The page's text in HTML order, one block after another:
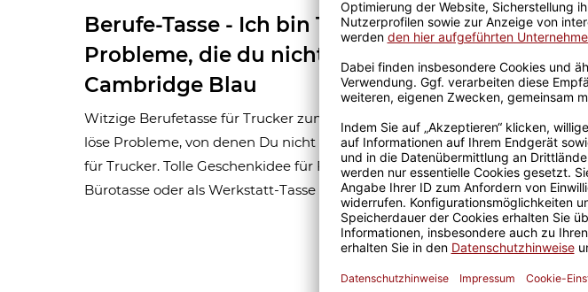
Berufe-Tasse - Ich bin Trucker, ich löse
Probleme, die du nicht verstehst -
Cambridge Blau
Witzige Berufetasse für Trucker zum Verschenken - Ich bin Trucker, ich
löse Probleme, von denen Du nicht weißt, dass Du sie hast - Lustige Tasse
für Trucker. Tolle Geschenkidee für Freunde und Kollegen. Perfekt auch als
Bürotasse oder als Werkstatt-Tasse für den täglichen Kaffeegenuss.